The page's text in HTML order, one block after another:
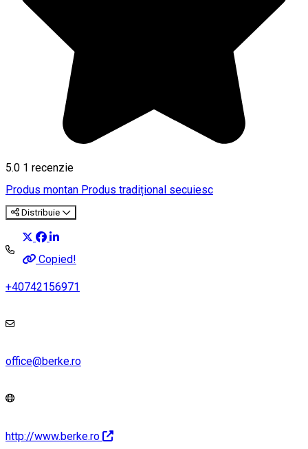
5.0 1 recenzie
Produs montan Produs tradițional secuiesc
Distribuie
Copied!
+40742156971
office@berke.ro
http://www.berke.ro